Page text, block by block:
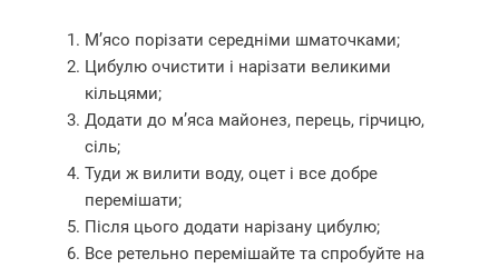
М’ясо порізати середніми шматочками;
Цибулю очистити і нарізати великими
кільцями;
Додати до м’яса майонез, перець, гірчицю,
сіль;
Туди ж вилити воду, оцет і все добре
перемішати;
Після цього додати нарізану цибулю;
Все ретельно перемішайте та спробуйте на